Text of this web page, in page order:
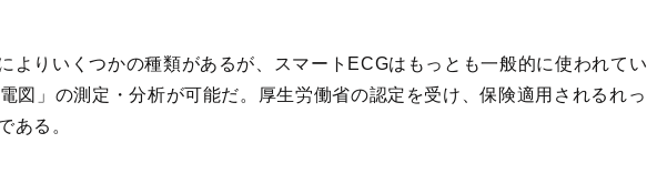
よりいくつかの種類があるが、スマートECGはもっとも一般的に使われてい
図」の測定・分析が可能だ。厚生労働省の認定を受け、保険適用されるれっ
ある。